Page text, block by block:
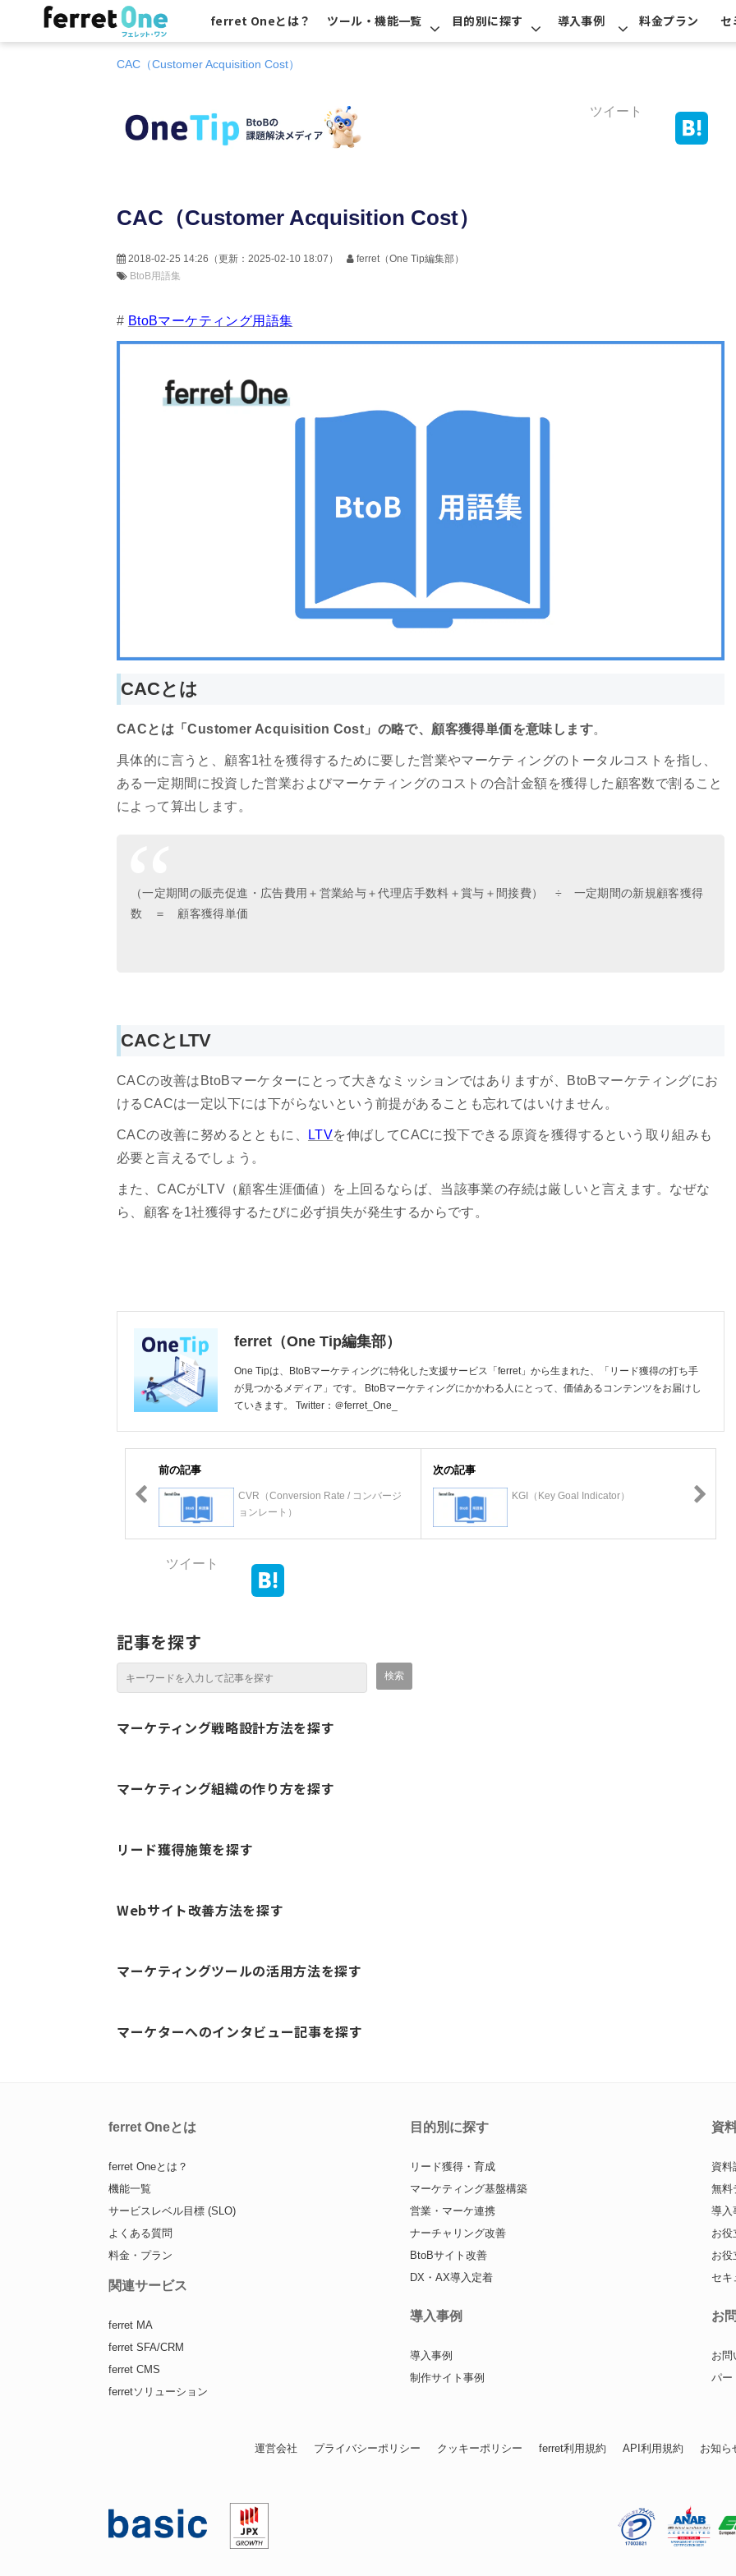
ferret Oneとは？ ツール・機能一覧 目的別に探す 導入事例 料金プラン セ
CAC（Customer Acquisition Cost）
ツイート
CAC（Customer Acquisition Cost）
2018-02-25 14:26 （更新： 2025-02-10 18:07 ）
ferret（One Tip編集部）
BtoB用語集
# BtoBマーケティング用語集
CACとは
CACとは「Customer Acquisition Cost」の略で、顧客獲得単価を意味します。
具体的に言うと、顧客1社を獲得するために要した営業やマーケティングのトータルコストを指し、
ある一定期間に投資した営業およびマーケティングのコストの合計金額を獲得した顧客数で割ること
によって算出します。
（一定期間の販売促進・広告費用＋営業給与＋代理店手数料＋賞与＋間接費） ÷ 一定期間の新規顧客獲得
数 ＝ 顧客獲得単価
CACとLTV
CACの改善はBtoBマーケターにとって大きなミッションではありますが、BtoBマーケティングにお
けるCACは一定以下には下がらないという前提があることも忘れてはいけません。
CACの改善に努めるとともに、 LTVを伸ばしてCACに投下できる原資を獲得するという取り組みも
必要と言えるでしょう。
また、CACがLTV（顧客生涯価値）を上回るならば、当該事業の存続は厳しいと言えます。なぜな
ら、顧客を1社獲得するたびに必ず損失が発生するからです。
ferret（One Tip編集部）
One Tipは、BtoBマーケティングに特化した支援サービス「ferret」から生まれた、「リード獲得の打ち手
が見つかるメディア」です。 BtoBマーケティングにかかわる人にとって、価値あるコンテンツをお届けし
ていきます。 Twitter：＠ferret_One_
前の記事
CVR（Conversion Rate / コンバージ
ョンレート）
次の記事
KGI（Key Goal Indicator）
ツイート
記事を探す
マーケティング戦略設計方法を探す
マーケティング組織の作り方を探す
リード獲得施策を探す
Webサイト改善方法を探す
マーケティングツールの活用方法を探す
マーケターへのインタビュー記事を探す
ferret Oneとは
ferret Oneとは？
機能一覧
サービスレベル目標 (SLO)
よくある質問
料金・プラン
関連サービス
ferret MA
ferret SFA/CRM
ferret CMS
ferretソリューション
目的別に探す
リード獲得・育成
マーケティング基盤構築
営業・マーケ連携
ナーチャリング改善
BtoBサイト改善
DX・AX導入定着
導入事例
導入事例
制作サイト事例
資
資料
無料
導入
お役
お役
セキ
お
お問
パー
運営会社 プライバシーポリシー クッキーポリシー ferret利用規約 API利用規約 お知ら